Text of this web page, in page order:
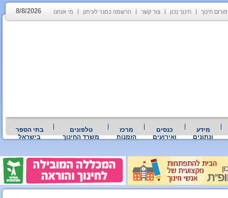
פורום חינוך חינוך נכון צור קשר הרשמה כמנוי לעיתון מי אנחנו 8/8/2026
מידע
ונתונים
כנסים
ואירועים
מרכז
הזמנות
טלפונים
משרד החינוך
בתי הספר
בישראל